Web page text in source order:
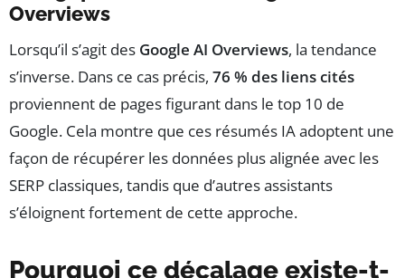
Overviews
Lorsqu’il s’agit des Google AI Overviews, la tendance
s’inverse. Dans ce cas précis, 76 % des liens cités
proviennent de pages figurant dans le top 10 de
Google. Cela montre que ces résumés IA adoptent une
façon de récupérer les données plus alignée avec les
SERP classiques, tandis que d’autres assistants
s’éloignent fortement de cette approche.
Pourquoi ce décalage existe-t-